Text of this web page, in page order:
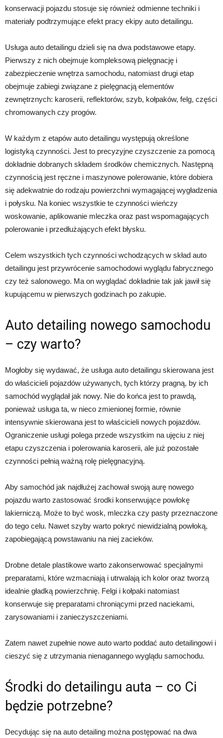
konserwacji pojazdu stosuje się również odmienne techniki i
materiały podtrzymujące efekt pracy ekipy auto detailingu.
Usługa auto detailingu dzieli się na dwa podstawowe etapy.
Pierwszy z nich obejmuje kompleksową pielęgnację i
zabezpieczenie wnętrza samochodu, natomiast drugi etap
obejmuje zabiegi związane z pielęgnacją elementów
zewnętrznych: karoserii, reflektorów, szyb, kołpaków, felg, części
chromowanych czy progów.
W każdym z etapów auto detailingu występują określone
logistyką czynności. Jest to precyzyjne czyszczenie za pomocą
dokładnie dobranych składem środków chemicznych. Następną
czynnością jest ręczne i maszynowe polerowanie, które dobiera
się adekwatnie do rodzaju powierzchni wymagającej wygładzenia
i połysku. Na koniec wszystkie te czynności wieńczy
woskowanie, aplikowanie mleczka oraz past wspomagających
polerowanie i przedłużających efekt błysku.
Celem wszystkich tych czynności wchodzących w skład auto
detailingu jest przywrócenie samochodowi wyglądu fabrycznego
czy też salonowego. Ma on wyglądać dokładnie tak jak jawił się
kupującemu w pierwszych godzinach po zakupie.
Auto detailing nowego samochodu
– czy warto?
Mogłoby się wydawać, że usługa auto detailingu skierowana jest
do właścicieli pojazdów używanych, tych którzy pragną, by ich
samochód wyglądał jak nowy. Nie do końca jest to prawdą,
ponieważ usługa ta, w nieco zmienionej formie, równie
intensywnie skierowana jest to właścicieli nowych pojazdów.
Ograniczenie usługi polega przede wszystkim na ujęciu z niej
etapu czyszczenia i polerowania karoserii, ale już pozostałe
czynności pełnią ważną rolę pielęgnacyjną.
Aby samochód jak najdłużej zachował swoją aurę nowego
pojazdu warto zastosować środki konserwujące powłokę
lakierniczą. Może to być wosk, mleczka czy pasty przeznaczone
do tego celu. Nawet szyby warto pokryć niewidzialną powłoką,
zapobiegającą powstawaniu na niej zacieków.
Drobne detale plastikowe warto zakonserwować specjalnymi
preparatami, które wzmacniają i utrwalają ich kolor oraz tworzą
idealnie gładką powierzchnię. Felgi i kołpaki natomiast
konserwuje się preparatami chroniącymi przed naciekami,
zarysowaniami i zanieczyszczeniami.
Zatem nawet zupełnie nowe auto warto poddać auto detailingowi i
cieszyć się z utrzymania nienagannego wyglądu samochodu.
Środki do detailingu auta – co Ci
będzie potrzebne?
Decydując się na auto detailing można postępować na dwa